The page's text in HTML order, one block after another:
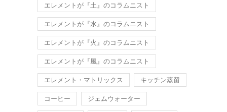
エレメントが『土』のコラムニスト
エレメントが『水』のコラムニスト
エレメントが『火』のコラムニスト
エレメントが『風』のコラムニスト
エレメント・マトリックス キッチン蒸留
コーヒー ジェムウォーター